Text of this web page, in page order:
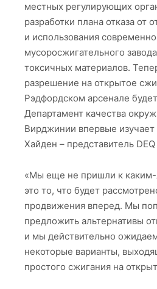
местных регулирующих
разработки плана отказа от
и использования
мусоросжигательного
токсичных материалов.
разрешение на открытое
Рэдфордском арсенале
Департамент качества
Вирджинии впервые
Хайден – представитель
«Мы еще не пришли к
это то, что будет
продвижения вперед. Мы
предложить альтернативы
и мы действительно
некоторые варианты,
простого сжигания на